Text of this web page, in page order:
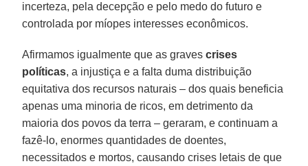
incerteza, pela decepção e pelo medo do futuro e
controlada por míopes interesses econômicos.
Afirmamos igualmente que as gravescrises
políticas, a injustiça e a falta duma distribuição
equitativa dos recursos naturais – dos quais beneficia
apenas uma minoria de ricos, em detrimento da
maioria dos povos da terra – geraram, e continuam a
fazê-lo, enormes quantidades de doentes,
necessitados e mortos, causando crises letais de que